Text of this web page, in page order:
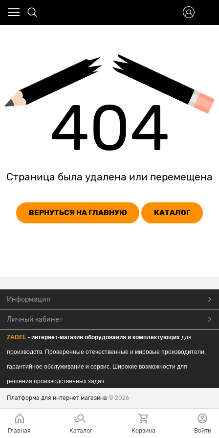
404
Страница была удалена или перемещена
ВЕРНУТЬСЯ НА ГЛАВНУЮ КАТАЛОГ
Информация
Личный кабинет
ZADEL - интернет-магазин оборудования и комплектующих для
производств. Проверенные отечественные и мировые производители,
гарантийное обслуживание и сервис. Широкие возможности для
решения производственных задач.
Платформа для интернет магазина © 2026
Главная Каталог Корзина Войти